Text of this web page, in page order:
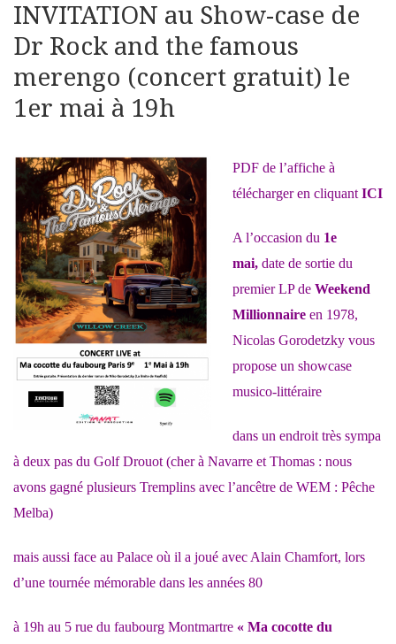
INVITATION au Show-case de
Dr Rock and the famous
merengo (concert gratuit) le
1er mai à 19h
PDF de l’affiche à
télécharger en cliquant ICI
A l’occasion du 1e
mai, date de sortie du
premier LP de Weekend
Millionnaire en 1978,
Nicolas Gorodetzky vous
propose un showcase
musico-littéraire
dans un endroit très sympa
à deux pas du Golf Drouot (cher à Navarre et Thomas : nous
avons gagné plusieurs Tremplins avec l’ancêtre de WEM : Pêche
Melba)
mais aussi face au Palace où il a joué avec Alain Chamfort, lors
d’une tournée mémorable dans les années 80
à 19h au 5 rue du faubourg Montmartre « Ma cocotte du